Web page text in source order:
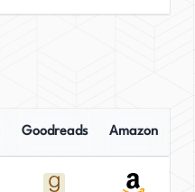
Goodreads Amazon